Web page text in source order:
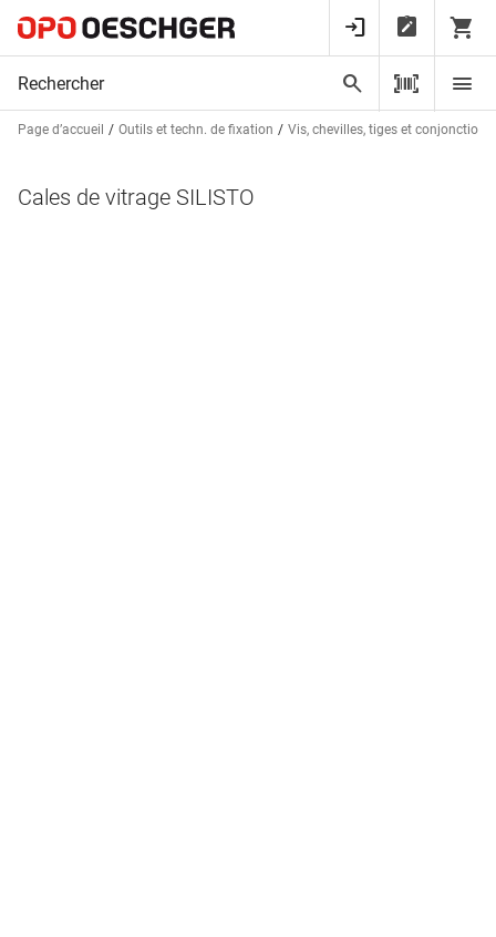
Page d’accueil Outils et techn. de fixation Vis, chevilles, tiges et conjonctions
Cales de vitrage SILISTO